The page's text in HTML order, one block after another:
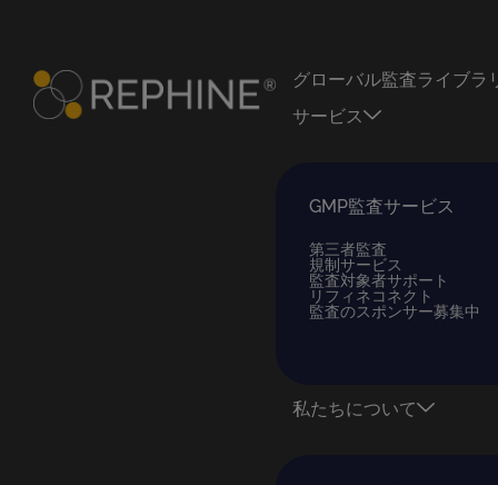
グローバル監査ライブラ
サービス
GMP監査サービス
第三者監査
規制サービス
監査対象者サポート
リフィネコネクト
監査のスポンサー募集中
私たちについて